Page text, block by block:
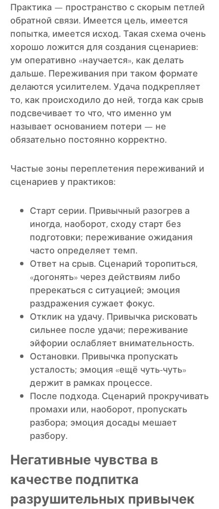
Практика — пространство с скорым петлей
обратной связи. Имеется цель, имеется
попытка, имеется исход. Такая схема очень
хорошо ложится для создания сценариев:
ум оперативно «научается», как делать
дальше. Переживания при таком формате
делаются усилителем. Удача подкрепляет
то, как происходило до ней, тогда как срыв
подсвечивает то что, что именно ум
называет основанием потери — не
обязательно постоянно корректно.
Частые зоны переплетения переживаний и
сценариев у практиков:
Старт серии. Привычный разогрев а
иногда, наоборот, сходу старт без
подготовки; переживание ожидания
часто определяет темп.
Ответ на срыв. Сценарий торопиться,
«догонять» через действиям либо
пререкаться с ситуацией; эмоция
раздражения сужает фокус.
Отклик на удачу. Привычка рисковать
сильнее после удачи; переживание
эйфории ослабляет внимательность.
Остановки. Привычка пропускать
усталость; эмоция «ещё чуть-чуть»
держит в рамках процессе.
После подхода. Сценарий прокручивать
промахи или, наоборот, пропускать
разбора; эмоция досады мешает
разбору.
Негативные чувства в
качестве подпитка
разрушительных привычек